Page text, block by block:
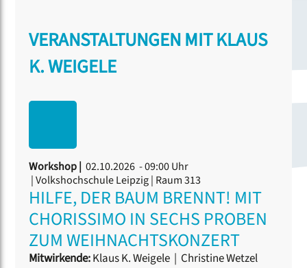
VERANSTALTUNGEN MIT KLAUS
K. WEIGELE
Workshop | 02.10.2026 - 09:00 Uhr
| Volkshochschule Leipzig | Raum 313
HILFE, DER BAUM BRENNT! MIT
CHORISSIMO IN SECHS PROBEN
ZUM WEIHNACHTSKONZERT
Mitwirkende:Klaus K. Weigele | Christine Wetzel